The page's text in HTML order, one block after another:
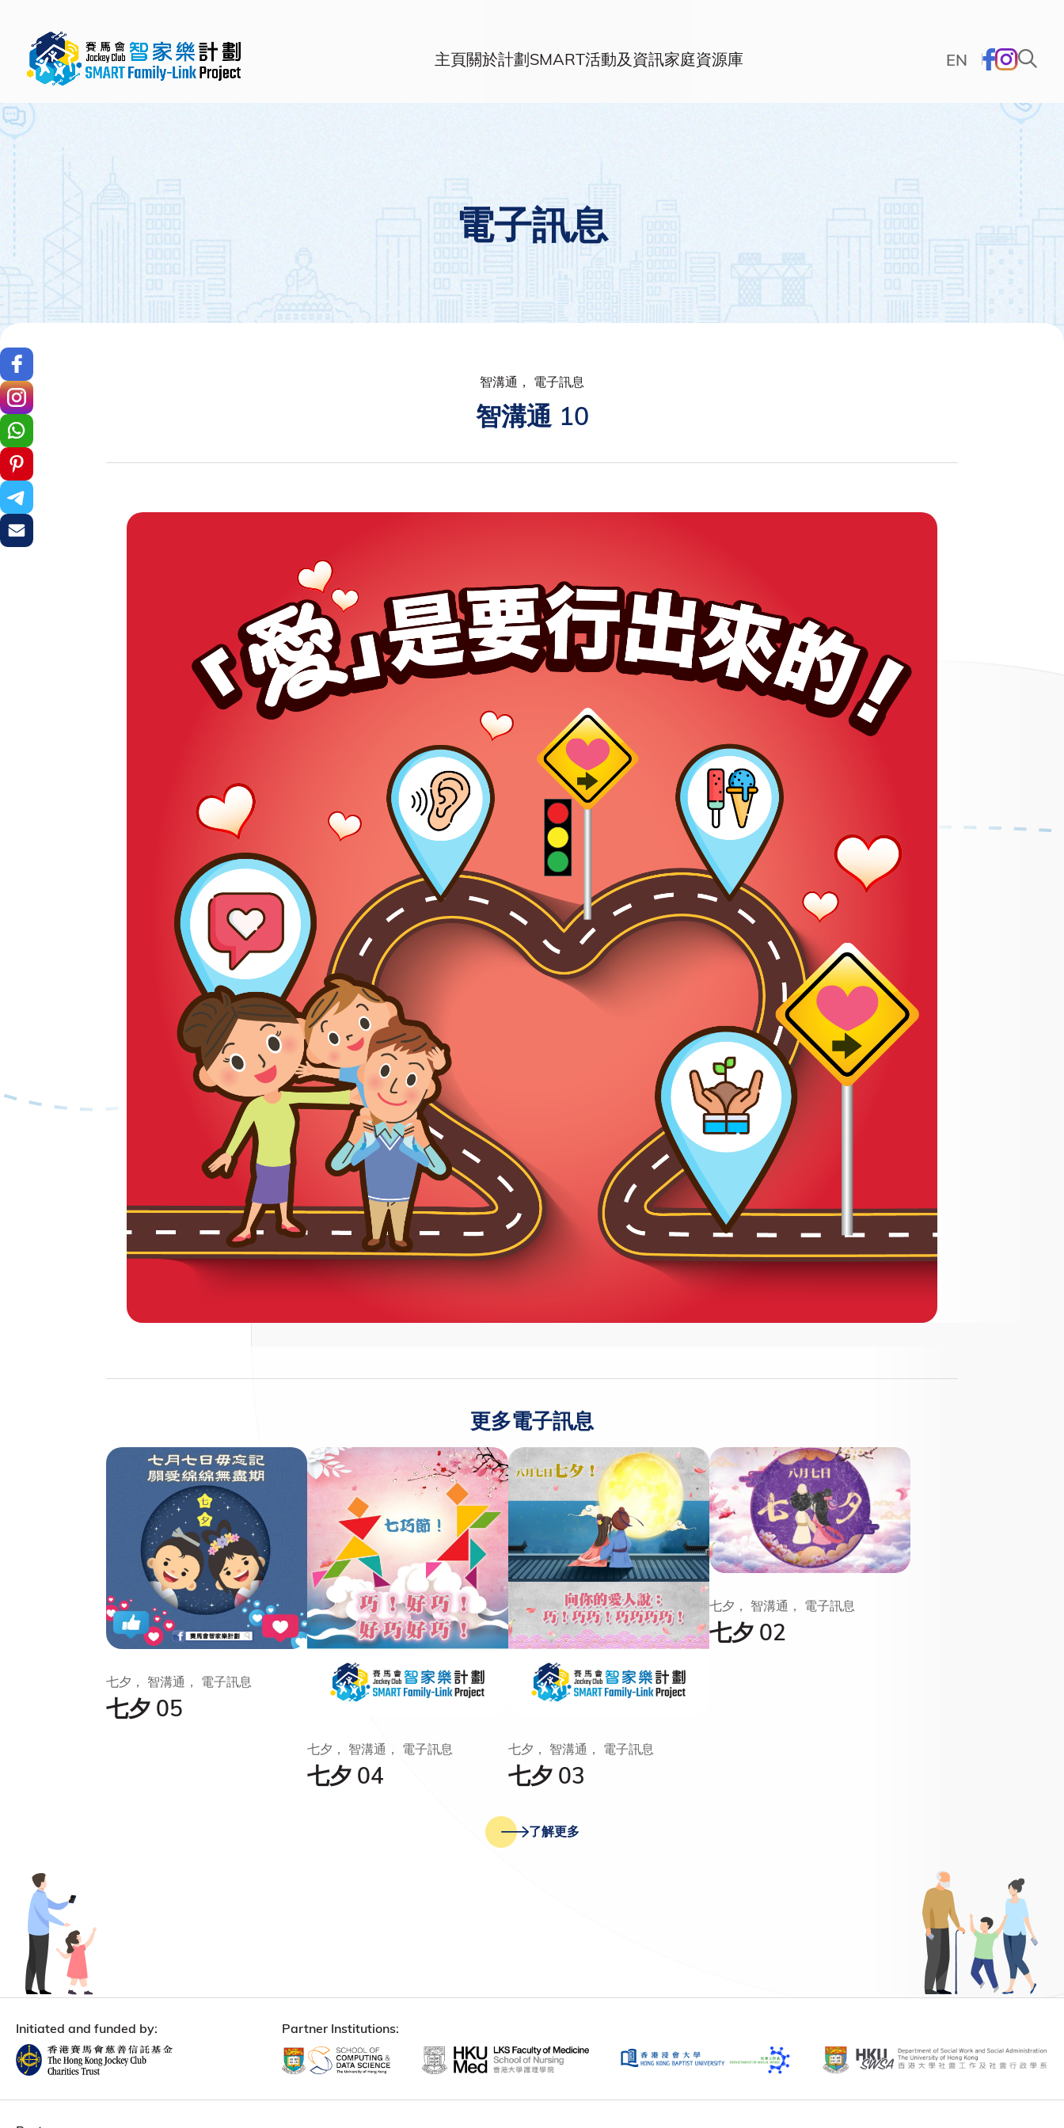
主頁關於計劃SMART活動及資訊家庭資源庫 EN
電子訊息
智溝通， 電子訊息
智溝通 10
更多電子訊息
七夕 05
七夕， 智溝通， 電子訊息
七夕 04
七夕， 智溝通， 電子訊息
七夕 03
七夕， 智溝通， 電子訊息
七夕 02
七夕， 智溝通， 電子訊息
了解更多
Initiated and funded by: Partner Institutions: